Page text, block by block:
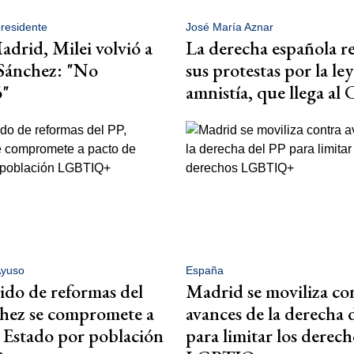
Milei volvió a
"No
José María Aznar
La derecha española
sus protestas por la
amnistía, que llega al
de reformas del
se compromete a
por población
España
Madrid se moviliza
avances de la derecha
para limitar los